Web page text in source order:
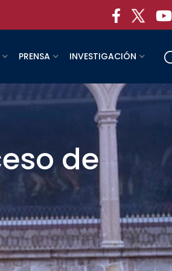
PRENSA INVESTIGACIÓN
de